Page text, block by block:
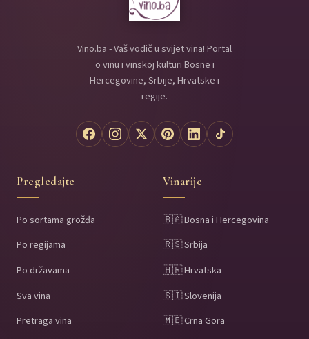
Vino.ba - Vaš vodič u svijet vina! Portal
o vinu i vinskoj kulturi Bosne i
Hercegovine, Srbije, Hrvatske i
regije.
Pregledajte
Po sortama grožđa
Po regijama
Po državama
Sva vina
Pretraga vina
Vinarije
🇧🇦 Bosna i Hercegovina
🇷🇸 Srbija
🇭🇷 Hrvatska
🇸🇮 Slovenija
🇲🇪 Crna Gora